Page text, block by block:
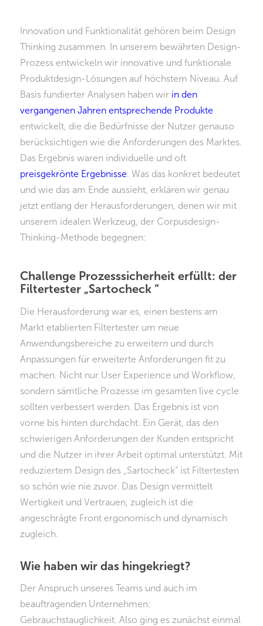
Innovation und Funktionalität gehören beim Design
Thinking zusammen. In unserem bewährten Design-
Prozess entwickeln wir innovative und funktionale
Produktdesign-Lösungen auf höchstem Niveau. Auf
Basis fundierter Analysen haben wir in den
vergangenen Jahren entsprechende Produkte
entwickelt, die die Bedürfnisse der Nutzer genauso
berücksichtigen wie die Anforderungen des Marktes.
Das Ergebnis waren individuelle und oft
preisgekrönte Ergebnisse . Was das konkret bedeutet
und wie das am Ende aussieht, erklären wir genau
jetzt entlang der Herausforderungen, denen wir mit
unserem idealen Werkzeug, der Corpusdesign-
Thinking-Methode begegnen:
Challenge Prozesssicherheit erfüllt: der
Filtertester „Sartocheck “
Die Herausforderung war es, einen bestens am
Markt etablierten Filtertester um neue
Anwendungsbereiche zu erweitern und durch
Anpassungen für erweiterte Anforderungen fit zu
machen. Nicht nur User Experience und Workflow,
sondern sämtliche Prozesse im gesamten live cycle
sollten verbessert werden. Das Ergebnis ist von
vorne bis hinten durchdacht. Ein Gerät, das den
schwierigen Anforderungen der Kunden entspricht
und die Nutzer in ihrer Arbeit optimal unterstützt. Mit
reduziertem Design des „Sartocheck“ ist Filtertesten
so schön wie nie zuvor. Das Design vermittelt
Wertigkeit und Vertrauen, zugleich ist die
angeschrägte Front ergonomisch und dynamisch
zugleich.
Wie haben wir das hingekriegt?
Der Anspruch unseres Teams und auch im
beauftragenden Unternehmen:
Gebrauchstauglichkeit. Also ging es zunächst einmal